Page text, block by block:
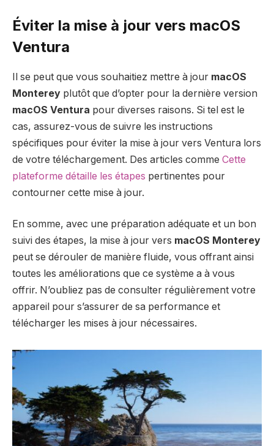
Éviter la mise à jour vers macOS
Ventura
Il se peut que vous souhaitiez mettre à jour macOS
Monterey plutôt que d’opter pour la dernière version
macOS Ventura pour diverses raisons. Si tel est le
cas, assurez-vous de suivre les instructions
spécifiques pour éviter la mise à jour vers Ventura lors
de votre téléchargement. Des articles comme Cette
plateforme détaille les étapes pertinentes pour
contourner cette mise à jour.
En somme, avec une préparation adéquate et un bon
suivi des étapes, la mise à jour vers macOS Monterey
peut se dérouler de manière fluide, vous offrant ainsi
toutes les améliorations que ce système a à vous
offrir. N’oubliez pas de consulter régulièrement votre
appareil pour s’assurer de sa performance et
télécharger les mises à jour nécessaires.